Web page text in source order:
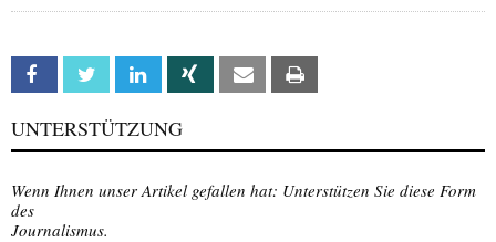
Facebook Twitter Linkedin Xing Email
UNTERSTÜTZUNG
Wenn Ihnen unser Artikel gefallen hat: Unterstützen Sie diese Form
des
Journalismus.